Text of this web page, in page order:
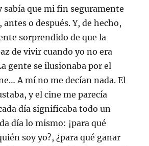
que mi fin seguramente
o después. Y, de hecho,
sorprendido de que la
de vivir cuando yo no era
gente se ilusionaba por el
A mí no me decían nada. El
y el cine me parecía
día significaba todo un
día lo mismo: ¡para qué
soy yo?, ¿para qué ganar